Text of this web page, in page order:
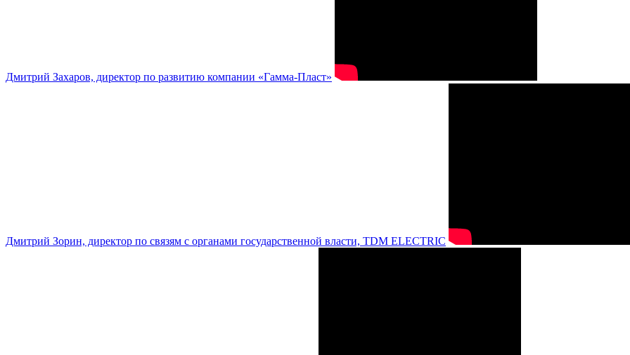
Дмитрий Захаров, директор по развитию компании «Гамма-Пласт»
Дмитрий Зорин, директор по связям с органами государственной власти, TDM ELECTRIC